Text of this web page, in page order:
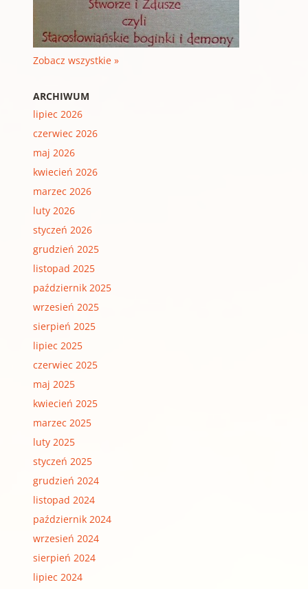
Zobacz wszystkie »
ARCHIWUM
lipiec 2026
czerwiec 2026
maj 2026
kwiecień 2026
marzec 2026
luty 2026
styczeń 2026
grudzień 2025
listopad 2025
październik 2025
wrzesień 2025
sierpień 2025
lipiec 2025
czerwiec 2025
maj 2025
kwiecień 2025
marzec 2025
luty 2025
styczeń 2025
grudzień 2024
listopad 2024
październik 2024
wrzesień 2024
sierpień 2024
lipiec 2024